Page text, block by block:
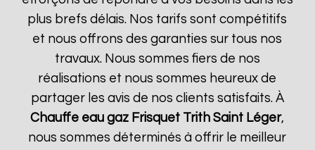
plus brefs délais. Nos tarifs sont compétitifs
et nous offrons des garanties sur tous nos
travaux. Nous sommes fiers de nos
réalisations et nous sommes heureux de
partager les avis de nos clients satisfaits. À
Chauffe eau gaz Frisquet Trith Saint Léger,
nous sommes déterminés à offrir le meilleur